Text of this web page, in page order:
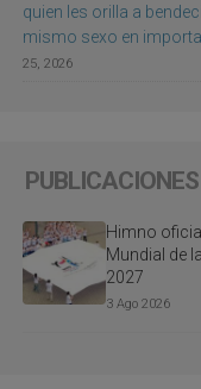
quien les orilla a
mismo sexo en
25, 2026
Himno
Mundial de
2027
3 Ago 2026